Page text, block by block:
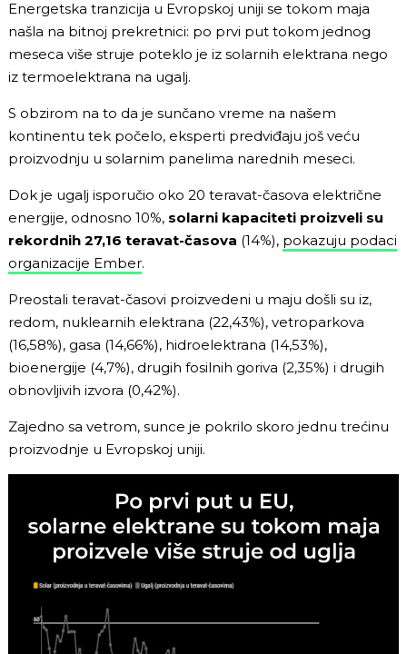
Energetska tranzicija u Evropskoj uniji se tokom maja
našla na bitnoj prekretnici: po prvi put tokom jednog
meseca više struje poteklo je iz solarnih elektrana nego
iz termoelektrana na ugalj.
S obzirom na to da je sunčano vreme na našem
kontinentu tek počelo, eksperti predviđaju još veću
proizvodnju u solarnim panelima narednih meseci.
Dok je ugalj isporučio oko 20 teravat-časova električne
energije, odnosno 10%, solarni kapaciteti proizveli su
rekordnih 27,16 teravat-časova (14%), pokazuju podaci
organizacije Ember.
Preostali teravat-časovi proizvedeni u maju došli su iz,
redom, nuklearnih elektrana (22,43%), vetroparkova
(16,58%), gasa (14,66%), hidroelektrana (14,53%),
bioenergije (4,7%), drugih fosilnih goriva (2,35%) i drugih
obnovljivih izvora (0,42%).
Zajedno sa vetrom, sunce je pokrilo skoro jednu trećinu
proizvodnje u Evropskoj uniji.